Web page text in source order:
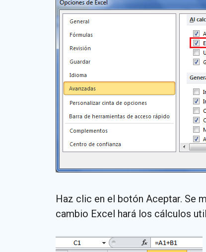
Haz clic en el botón Aceptar. Se
cambio Excel hará los cálculos